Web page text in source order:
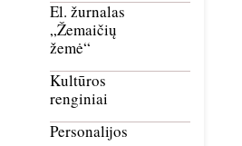
El. žurnalas
„Žemaičių
žemė“
Kultūros
renginiai
Personalijos